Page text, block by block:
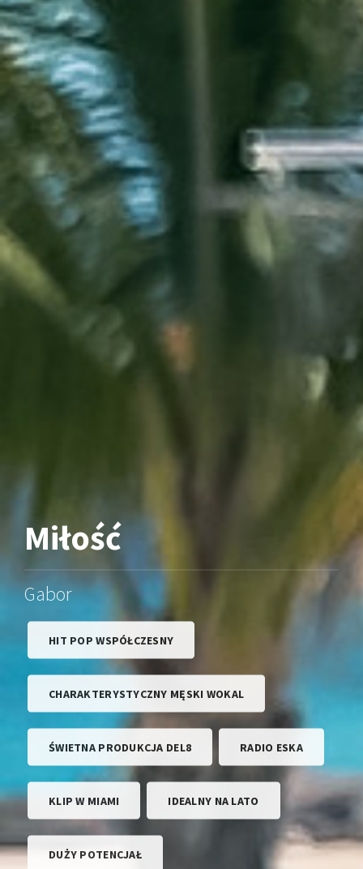
Miłość
Gabor
HIT POP WSPÓŁCZESNY
CHARAKTERYSTYCZNY MĘSKI WOKAL
ŚWIETNA PRODUKCJA DEL8 RADIO ESKA
KLIP W MIAMI IDEALNY NA LATO
DUŻY POTENCJAŁ